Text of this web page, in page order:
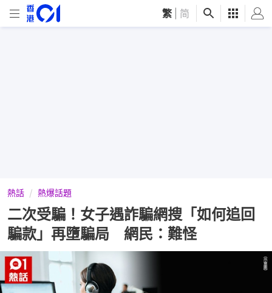
繁 简
熱話 熱爆話題
二次受騙！女子遇詐騙網搜「如何追回
騙款」再墮騙局 網民：難怪